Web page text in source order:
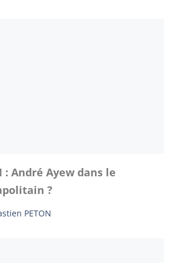
: André Ayew dans le
?
PETON